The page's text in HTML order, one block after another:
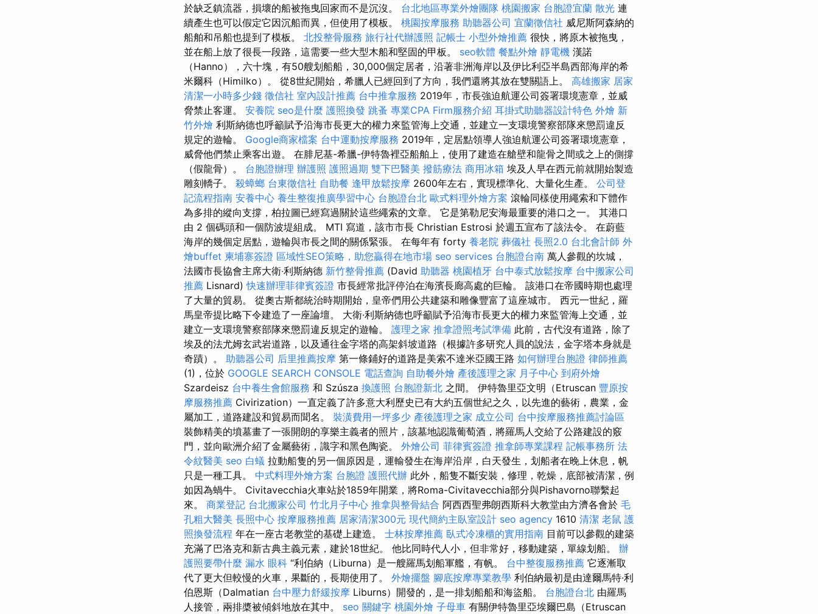
於缺乏鎮流器，損壞的船被拖曳回家而不是沉沒。 台北地區專業外燴團隊 桃園搬家 台胞證宜蘭 散光 連
續產生也可以假定它因沉船而異，但使用了模板。 桃園按摩服務 助聽器公司 宜蘭徵信社 威尼斯阿森納的
船舶和吊船也提到了模板。 北投整骨服務 旅行社代辦護照 記帳士 小型外燴推薦 很快，將原木被拖曳，
並在船上放了很長一段路，這需要一些大型木船和堅固的甲板。 seo軟體 餐點外燴 靜電機 漢諾
（Hanno），六十塊，有50艘划船船，30,000個定居者，沿著非洲海岸以及伊比利亞半島西部海岸的希
米爾科（Himilko）。 從8世紀開始，希臘人已經回到了方向，我們還將其放在雙關語上。 高雄搬家 居家
清潔一小時多少錢 徵信社 室內設計推薦 台中推拿服務 2019年，市長強迫航運公司簽署環境憲章，並威
脅禁止客運。 安養院 seo是什麼 護照換發 跳蚤 專業CPA Firm服務介紹 耳掛式助聽器設計特色 外燴 新
竹外燴 利斯納德也呼籲賦予沿海市長更大的權力來監管海上交通，並建立一支環境警察部隊來懲罰違反
規定的遊輪。 Google商家檔案 台中運動按摩服務 2019年，定居點領導人強迫航運公司簽署環境憲章，
威脅他們禁止乘客出遊。 在腓尼基-希臘-伊特魯裡亞船舶上，使用了建造在艙壁和龍骨之間或之上的側撐
（假龍骨）。 台胞證辦理 辦護照 護照過期 雙下巴醫美 撥筋療法 商用冰箱 埃及人早在西元前就開始製造
雕刻轎子。 殺蟑螂 台東徵信社 自助餐 逢甲放鬆按摩 2600年左右，實現標準化、大量化生產。 公司登
記流程指南 安養中心 養生整復推廣學習中心 台胞證台北 歐式料理外燴方案 滾輪同樣使用繩索和下體作
為多排的縱向支撐，柏拉圖已經寫過關於這些繩索的文章。 它是第勒尼安海最重要的港口之一。 其港口
由 2 個碼頭和一個防波堤組成。 MTI 寫道，該市市長 Christian Estrosi 於週五宣布了該法令。 在蔚藍
海岸的幾個定居點，遊輪與市長之間的關係緊張。 在每年有 forty 養老院 葬儀社 長照2.0 台北會計師 外
燴buffet 柬埔寨簽證 區域性SEO策略，助您贏得在地市場 seo services 台胞證台南 萬人參觀的坎城，
法國市長協會主席大衛‧利斯納德 新竹整骨推薦 (David 助聽器 桃園植牙 台中泰式放鬆按摩 台中搬家公司
推薦 Lisnard)快速辦理菲律賓簽證 市長經常批評停泊在海濱長廊高處的巨輪。 該港口在帝國時期也處理
了大量的貿易。 從奧古斯都統治時期開始，皇帝們用公共建築和雕像豐富了這座城市。 西元一世紀，羅
馬皇帝提比略下令建造了一座論壇。 大衛·利斯納德也呼籲賦予沿海市長更大的權力來監管海上交通，並
建立一支環境警察部隊來懲罰違反規定的遊輪。 護理之家 推拿證照考試準備 此前，古代沒有道路，除了
埃及的法尤姆玄武岩道路，以及通往金字塔的高架斜坡道路（根據許多研究人員的說法，金字塔本身就是
奇蹟）。 助聽器公司 后里推薦按摩 第一條鋪好的道路是美索不達米亞國王路 如何辦理台胞證 律師推薦
(1)，位於 GOOGLE SEARCH CONSOLE 電話查詢 自助餐外燴 產後護理之家 月子中心 到府外燴
Szardeisz 台中養生會館服務 和 Szúsza 換護照 台胞證新北 之間。 伊特魯里亞文明（Etruscan 豐原按
摩服務推薦 Civirization）一直定義了許多意大利歷史已有大約五個世紀之久，以先進的藝術，農業，金
屬加工，道路建設和貿易而聞名。 裝潢費用一坪多少 產後護理之家 成立公司 台中按摩服務推薦討論區
裝飾精美的墳墓畫了一張開朗的享樂主義者的照片，該墓地認識葡萄酒，將羅馬人交給了公路建設的竅
門，並向歐洲介紹了金屬藝術，識字和黑色陶瓷。 外燴公司 菲律賓簽證 推拿師專業課程 記帳事務所 法
令紋醫美 seo 白蟻 拉動船隻的另一個原因是，運輸發生在海岸沿岸，白天發生，划船者在晚上休息，帆
只是一種工具。 中式料理外燴方案 台胞證 護照代辦 此外，船隻不斷安裝，修理，乾燥，底部被清潔，例
如因為蝸牛。 Civitavecchia火車站於1859年開業，將Roma-Civitavecchia部分與Pishavorno聯繫起
來。 商業登記 台北搬家公司 竹北月子中心 推拿與整骨結合 阿西西聖弗朗西斯科大教堂由方濟各會於 毛
孔粗大醫美 長照中心 按摩服務推薦 居家清潔300元 現代簡約主臥室設計 seo agency 1610 清潔 老鼠 護
照換發流程 年在一座古老教堂的基礎上建造。 士林按摩推薦 臥式冷凍櫃的實用指南 目前可以參觀的建築
充滿了巴洛克和新古典主義元素，建於18世紀。 他比同時代人小，但非常好，移動建築，單線划船。 辦
護照要帶什麼 漏水 眼科 “利伯納（Liburna）是一艘羅馬划船軍艦，有帆。 台中整復服務推薦 它逐漸取
代了更大但較慢的火車，果斷的，長期使用了。 外燴擺盤 腳底按摩專業教學 利伯納最初是由達爾馬特·利
伯恩斯（Dalmatian 台中壓力舒緩按摩 Liburns）開發的，是一排划船船和海盜船。 台胞證台北 由羅馬
人接管，兩排槳被傾斜地放在其中。 seo 關鍵字 桃園外燴 子母車 有關伊特魯里亞埃爾巴島（Etruscan